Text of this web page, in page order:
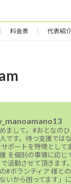
料金表 代表紹介
まして。#おとなの
です。待つ支援では
サポートを特徴として
を個別の事情に応じ
活動させて頂きます
#ボランティア 様と
いから困ってます」に